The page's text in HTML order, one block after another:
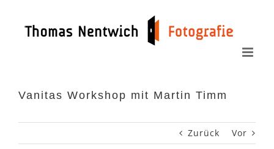
springen
Vanitas Workshop mit Martin Timm
Zurück Vor